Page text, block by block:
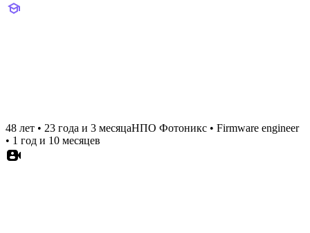
48 лет • 23 года и 3 месяцаНПО Фотоникс • Firmware engineer
• 1 год и 10 месяцев